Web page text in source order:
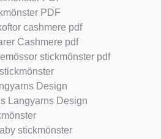
PDF
cashmere pdf
Cashmere pdf
stickmönster pdf
Design
Langyarns Design
stickmönster